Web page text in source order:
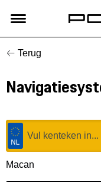
Lifestyle
Auto Accessoires
Classic
Nieuw
Terug
Macan